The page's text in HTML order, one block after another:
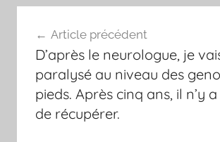
de
l’article
Article précédent
D’après le neurologue, je
paralysé au niveau des
pieds. Après cinq ans, il n’y
de récupérer.